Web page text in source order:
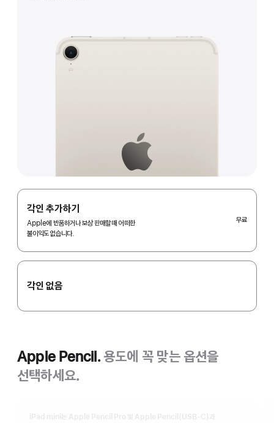
각인 추가하기
Apple에 반품하거나 보상 판매할 때 어떠한
불이익도 없습니다.
무료
각인 없음
Apple Pencil.용도에 꼭 맞는 옵션을
선택하세요.